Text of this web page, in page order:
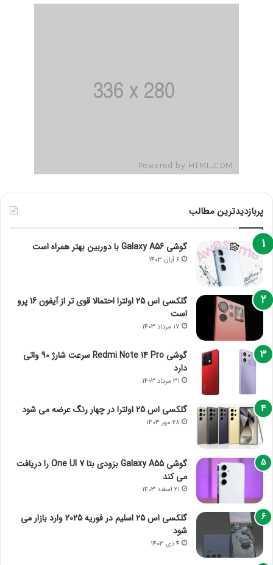
پربازدیدترین مطالب
گوشی Galaxy A56 با دوربین بهتر همراه است
6 آبان 1403
گلکسی اس 25 اولترا احتمالا قوی تر از آیفون 16 پرو
است
17 مرداد 1403
گوشی Redmi Note 14 Pro سرعت شارژ 90 واتی
دارد
31 مرداد 1403
گلکسی اس 25 اولترا در چهار رنگ عرضه می شود
28 مهر 1403
گوشی Galaxy A55 بزودی بتا One UI 7 را دریافت
می کند
21 اسفند 1403
گلکسی اس 25 اسلیم در فوریه 2025 وارد بازار می
شود
4 دی 1403